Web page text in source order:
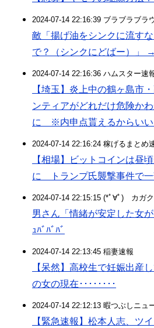
2024-07-14 22:16:39 ブラブラブラ
敵「揚げ油をシンクに流す
で？（シンクにどばー）」 →
2024-07-14 22:16:36 ハムスター速
【埼玉】炎上中の鶴ヶ島市
ンティアがどれだけ危険か
に ※内申点貰えるからいい
2024-07-14 22:16:24 稼げるまとめ
【相場】ビットコインは昼
に トランプ氏襲撃事件で
2024-07-14 22:15:15 (*ﾟ∀ﾟ)ゞカガ
男さん「情緒が安定した女
ｭﾊﾞﾊﾞﾊﾞ
2024-07-14 22:13:45 稲妻速報
【呆然】高校生で妊娠出産
の女の現在････････
2024-07-14 22:12:13 暇つぶしニュ
【緊急速報】松本人志、ツイ